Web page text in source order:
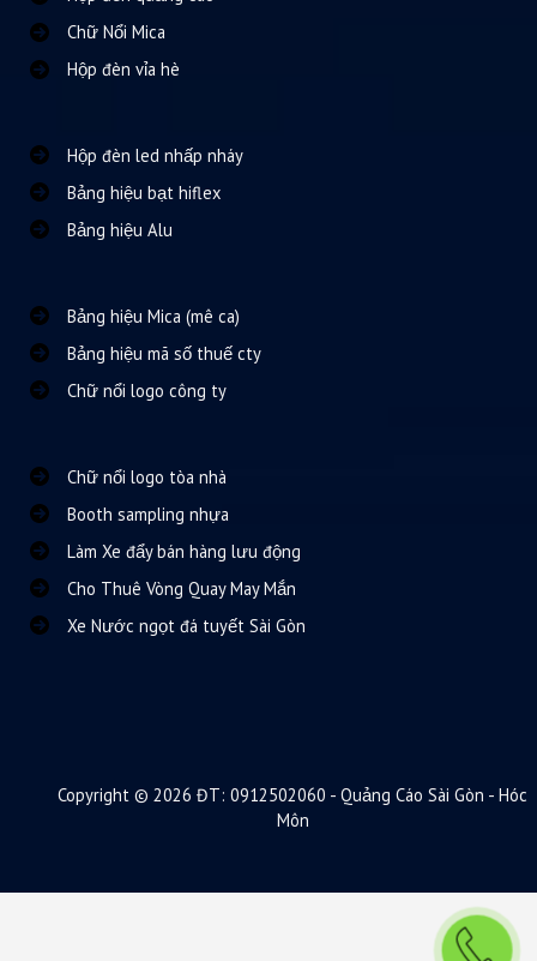
Chữ Nổi Mica
Hộp đèn vỉa hè
Hộp đèn led nhấp nháy
Bảng hiệu bạt hiflex
Bảng hiệu Alu
Bảng hiệu Mica (mê ca)
Bảng hiệu mã số thuế cty
Chữ nổi logo công ty
Chữ nổi logo tòa nhà
Booth sampling nhựa
Làm Xe đẩy bán hàng lưu động
Cho Thuê Vòng Quay May Mắn
Xe Nước ngọt đá tuyết Sài Gòn
Copyright © 2026 ĐT: 0912502060 - Quảng Cáo Sài Gòn - Hóc
Môn